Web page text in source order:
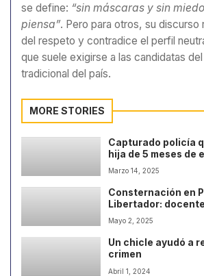
se define: “sin máscaras y sin
piensa”. Pero para otros, su discurso
del respeto y contradice el perfil
que suele exigirse a las candidatas
tradicional del país.
MORE STORIES
Capturado policía
hija de 5 meses de
se trata?
Marzo 14, 2025
Consternación en
Libertador:
su pareja
Mayo 2, 2025
Un chicle ayudó a
crimen
Abril 1, 2024